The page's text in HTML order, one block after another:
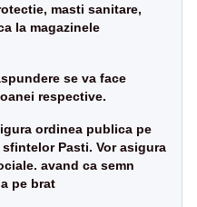
masti sanitare,
la magazinele
se va face
respective.
ordinea publica pe
Pasti. Vor asigura
avand ca semn
pe brat